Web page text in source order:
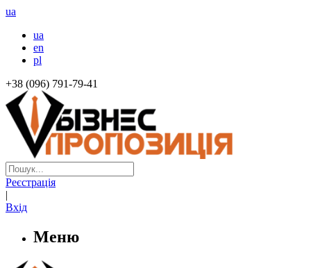
ua
ua
en
pl
+38 (096) 791-79-41
Реєстрація
|
Вхід
Меню